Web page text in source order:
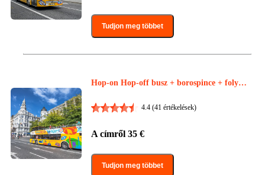
Tudjon meg többet
Hop-on Hop-off busz + borospince + folya
4.4 (41 értékelések)
A címről 35 €
Tudjon meg többet